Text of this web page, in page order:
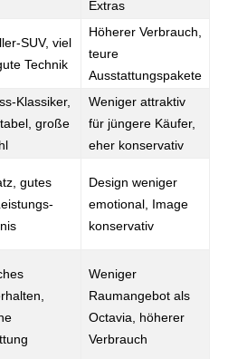
Extras
SUV, viel
Technik
Höherer Verbrauch,
teure
Ausstattungspakete
Klassiker,
große
Weniger attraktiv
für jüngere Käufer,
eher konservativ
gutes
Design weniger
emotional, Image
konservativ
Weniger
Raumangebot als
Octavia, höherer
Verbrauch